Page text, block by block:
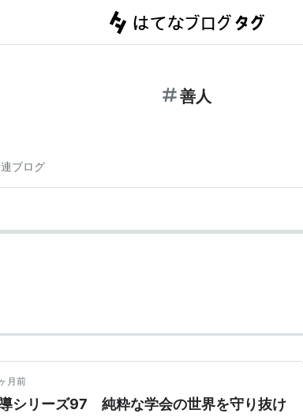
善人
ブログ
月前
シリーズ97 純粋な学会の世界を守り抜け